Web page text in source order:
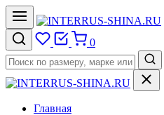
0
Главная